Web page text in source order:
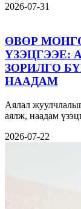
2026-07-31
ӨВӨР
ҮЗЭЦГЭЭЕ:
ЗОРИЛГО
НААДАМ
Аялал
аялж, наадам
2026-07-22